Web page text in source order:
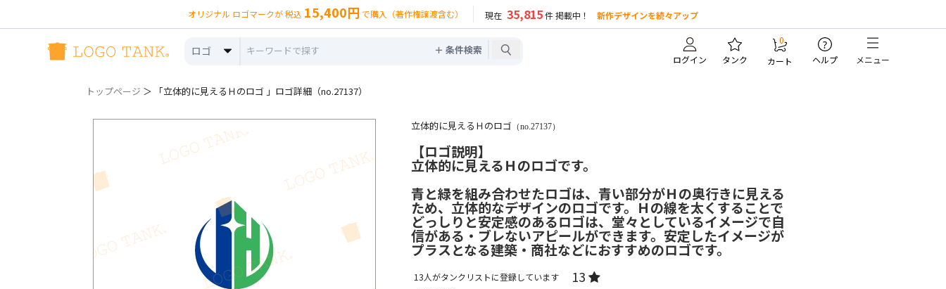
オリジナル ロゴマークが 税込 15,400円 で購入（著作権譲渡含む） 現在 35,815件 掲載中！ 新作デザインを続々アップ
ロゴ ＋ 条件検索
ログイン タンク
0
カート
?
ヘルプ メニュー
トップページ ＞ 「立体的に見えるＨのロゴ 」ロゴ詳細（no.27137）
立体的に見えるＨのロゴ （no.27137）
【ロゴ説明】
立体的に見えるＨのロゴです。
青と緑を組み合わせたロゴは、青い部分がＨの奥行きに見える
ため、立体的なデザインのロゴです。Ｈの線を太くすることで
どっしりと安定感のあるロゴは、堂々としているイメージで自
信がある・ブレないアピールができます。安定したイメージが
プラスとなる建築・商社などにおすすめのロゴです。
13人がタンクリストに登録しています 13